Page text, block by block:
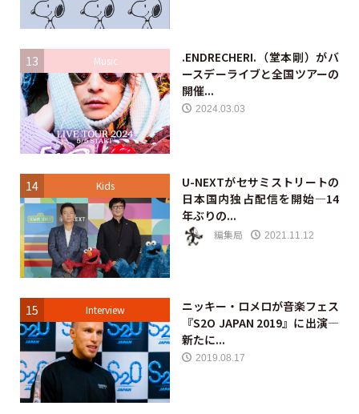
13 Music
.ENDRECHERI.（堂本剛）がバ
ースデーライブと全国ツアーの
開催...
2024.03.03
14 Kids
U-NEXTがセサミストリートの
日本国内独占配信を開始—14
年ぶりの...
編集局 2021.11.12
15 Interview
ニッキー・ロメロが音楽フェス
『S2O JAPAN 2019』に出演—
新たに...
2019.08.17